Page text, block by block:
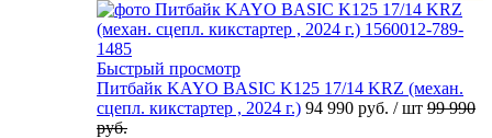
Быстрый просмотр
Питбайк KAYO BASIC K125 17/14 KRZ (механ.
сцепл. кикстартер , 2024 г.) 94 990 руб. / шт 99 990
руб.